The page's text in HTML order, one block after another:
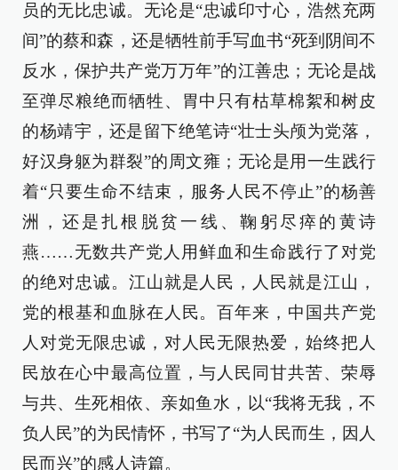
员的无比忠诚。无论是“忠诚印寸心，浩然充两
间”的蔡和森，还是牺牲前手写血书“死到阴间不
反水，保护共产党万万年”的江善忠；无论是战
至弹尽粮绝而牺牲、胃中只有枯草棉絮和树皮
的杨靖宇，还是留下绝笔诗“壮士头颅为党落，
好汉身躯为群裂”的周文雍；无论是用一生践行
着“只要生命不结束，服务人民不停止”的杨善
洲，还是扎根脱贫一线、鞠躬尽瘁的黄诗
燕……无数共产党人用鲜血和生命践行了对党
的绝对忠诚。江山就是人民，人民就是江山，
党的根基和血脉在人民。百年来，中国共产党
人对党无限忠诚，对人民无限热爱，始终把人
民放在心中最高位置，与人民同甘共苦、荣辱
与共、生死相依、亲如鱼水，以“我将无我，不
负人民”的为民情怀，书写了“为人民而生，因人
民而兴”的感人诗篇。